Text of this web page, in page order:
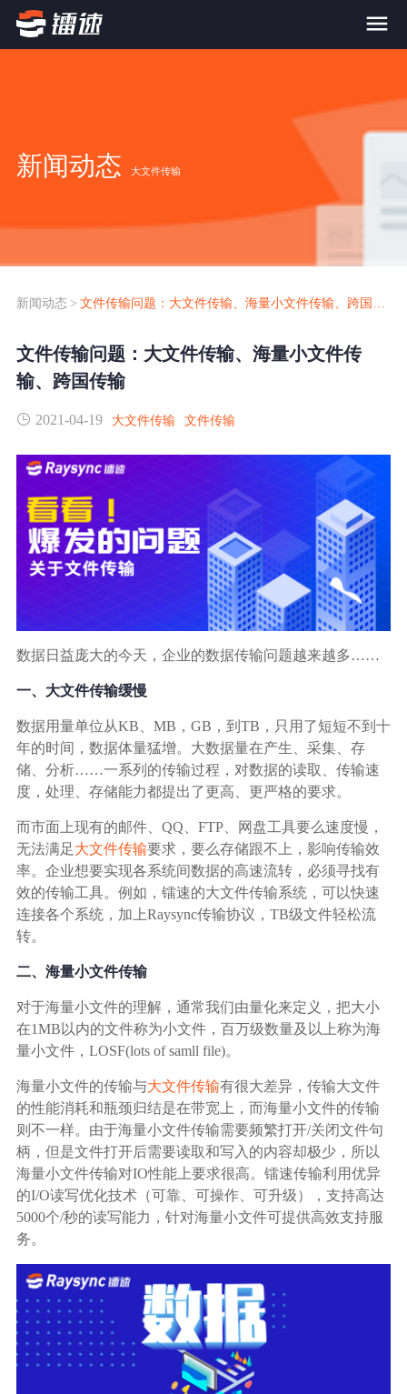
FTP替代升级
SDK传输应用集成
镭速FTP加速
跨国数据传输
内外网文件交换
数据迁移
数据分发
行业应用解决方案
政府机构
广告媒体
金融行业
基因行业
汽车行业
生产制造业
IT互联网行业
影视制作业
案例
新闻动态
生态合作
帮助中心
新闻动态 大文件传输
新闻动态 >
文件传输问题：大文件传输、海量小文件传
输、跨国传输
2021-04-19 大文件传输 文件传输
数据日益庞大的今天，企业的数据传输问题越来越多……
一、大文件传输缓慢
数据用量单位从KB、MB，GB，到TB，只用了短短不到十
年的时间，数据体量猛增。大数据量在产生、采集、存
储、分析……一系列的传输过程，对数据的读取、传输速
度，处理、存储能力都提出了更高、更严格的要求。
而市面上现有的邮件、QQ、FTP、网盘工具要么速度慢，
无法满足大文件传输要求，要么存储跟不上，影响传输效
率。企业想要实现各系统间数据的高速流转，必须寻找有
效的传输工具。例如，镭速的大文件传输系统，可以快速
连接各个系统，加上Raysync传输协议，TB级文件轻松流
转。
二、海量小文件传输
对于海量小文件的理解，通常我们由量化来定义，把大小
在1MB以内的文件称为小文件，百万级数量及以上称为海
量小文件，LOSF(lots of samll file)。
海量小文件的传输与大文件传输有很大差异，传输大文件
的性能消耗和瓶颈归结是在带宽上，而海量小文件的传输
则不一样。由于海量小文件传输需要频繁打开/关闭文件句
柄，但是文件打开后需要读取和写入的内容却极少，所以
海量小文件传输对IO性能上要求很高。镭速传输利用优异
的I/O读写优化技术（可靠、可操作、可升级），支持高达
5000个/秒的读写能力，针对海量小文件可提供高效支持服
务。